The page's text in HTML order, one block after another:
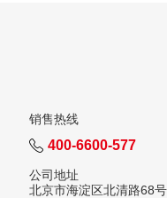
销售热线
400-6600-577
公司地址
北京市海淀区北清路68